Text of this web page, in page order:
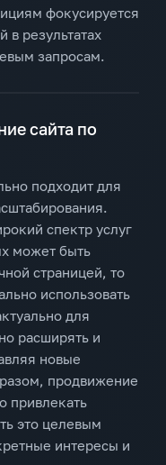
фокусируется
в результатах
запросам.
сайта по
подходит для
спектр услуг
может быть
страницей, то
использовать
для
расширять и
новые
продвижение
привлекать
это целевым
интересы и